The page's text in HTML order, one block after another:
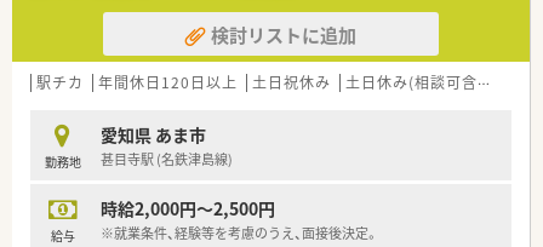
検討リストに追加
駅チカ 年間休日120日以上 土日祝休み 土日休み(相談可含む)
勤務地
愛知県 あま市
甚目寺駅 (名鉄津島線)
給与
時給2,000円～2,500円
※就業条件、経験等を考慮のうえ、面接後決定。